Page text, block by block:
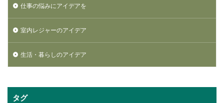
仕事の悩みにアイデアを
室内レジャーのアイデア
生活・暮らしのアイデア
タグ